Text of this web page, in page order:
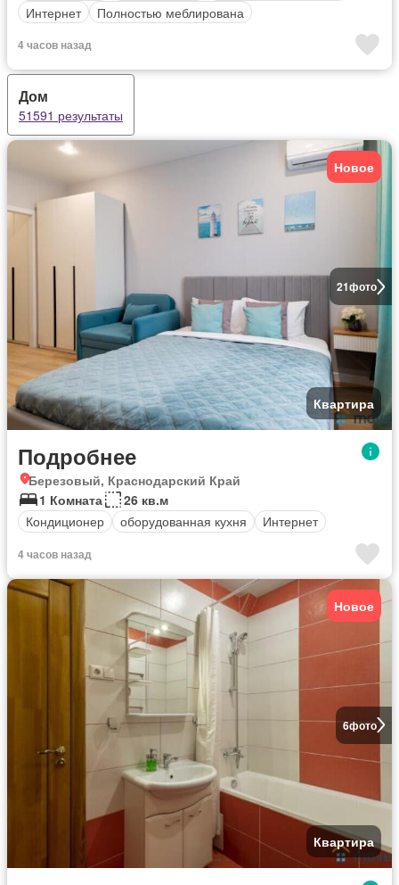
Интернет
Полностью меблирована
4 часов назад
Дом
51591 результаты
21фото
Новое
Квартира
Подробнее
Березовый, Краснодарский Край
1 Комната
26 кв.м
Кондиционер
оборудованная кухня Интернет
4 часов назад
6фото
Новое
Квартира